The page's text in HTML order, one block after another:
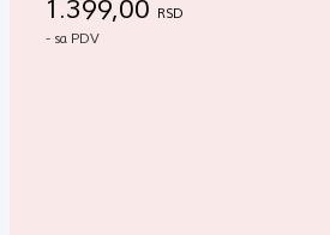
1.399,00 RSD
- sa PDV